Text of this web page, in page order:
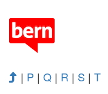
| P | Q | R | S | T